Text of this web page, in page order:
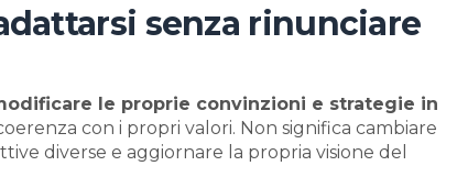
senza rinunciare
le proprie convinzioni e strategie in
con i propri valori. Non significa cambiare
diverse e aggiornare la propria visione del